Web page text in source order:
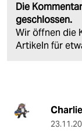
Die
geschlossen.
Wir öffnen die
Artikeln für